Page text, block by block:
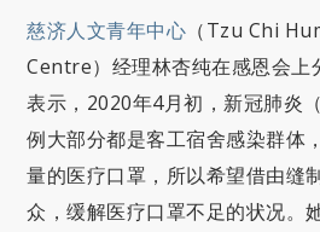
慈济人文青年中心 （Tzu Chi
Centre）经理林杏纯在感恩会上
表示，2020年4月初，新冠肺炎
例大部分都是客工宿舍感染群体
量的医疗口罩，所以希望借由缝
众，缓解医疗口罩不足的状况。